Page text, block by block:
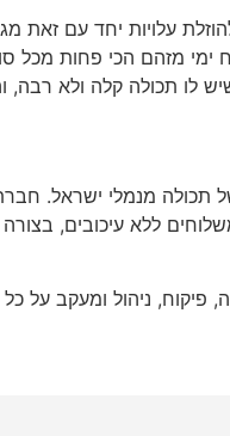
עלויות יחד עם זאת
מזהם הכי פחות מכל
לו תכולה קלה ולא רבה,
מנמלי ישראל.
ללא עיכובים, בצורה
פיקוח, ניהול ומעקב על